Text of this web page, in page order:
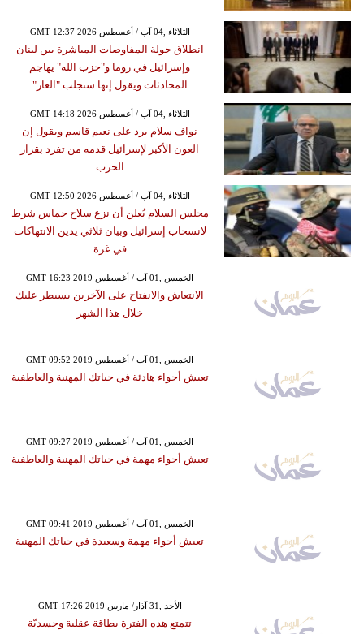
GMT 12:37 2026 الثلاثاء ,04 آب / أغسطس
انطلاق جولة المفاوضات المباشرة بين لبنان
وإسرائيل في روما و"حزب الله" يهاجم
المحادثات ويقول إنها ستجلب "العار"
GMT 14:18 2026 الثلاثاء ,04 آب / أغسطس
نواف سلام يرد على نعيم قاسم ويقول إن
العون الأكبر لإسرائيل قدمه من تفرد بقرار
الحرب
GMT 12:50 2026 الثلاثاء ,04 آب / أغسطس
مجلس السلام يُعلن أن نزع سلاح حماس شرط
لانسحاب إسرائيل وبيان ثلاثي يدين الانتهاكات
في غزة
GMT 16:23 2019 الخميس ,01 آب / أغسطس
الانتعاش والانفتاح على الآخرين يسيطر عليك
خلال هذا الشهر
GMT 09:52 2019 الخميس ,01 آب / أغسطس
تعيش أجواء هادئة في حياتك المهنية والعاطفية
GMT 09:27 2019 الخميس ,01 آب / أغسطس
تعيش أجواء مهمة في حياتك المهنية والعاطفية
GMT 09:41 2019 الخميس ,01 آب / أغسطس
تعيش أجواء مهمة وسعيدة في حياتك المهنية
GMT 17:26 2019 الأحد ,31 آذار/ مارس
تتمتع هذه الفترة بطاقة عقلية وجسديّة